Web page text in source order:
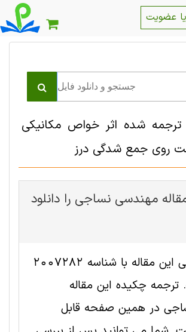
ترجمه شده اثر خواص مکانیکی
روی جمع شدگی درز
مهندسی نساجی را دانلود
فایل انگلیسی این مقاله با شناسه 2007282
ترجمه چکیده این مقاله
در همین صفحه قابل